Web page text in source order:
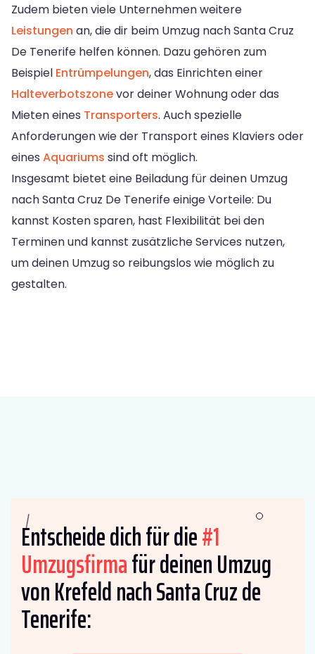
Zudem bieten viele Unternehmen weitere
Leistungen an, die dir beim Umzug nach Santa Cruz
De Tenerife helfen können. Dazu gehören zum
Beispiel Entrümpelungen, das Einrichten einer
Halteverbotszonevor deiner Wohnung oder das
Mieten eines Transporters. Auch spezielle
Anforderungen wie der Transport eines Klaviers oder
eines Aquariums sind oft möglich.
Insgesamt bietet eine Beiladung für deinen Umzug
nach Santa Cruz De Tenerife einige Vorteile: Du
kannst Kosten sparen, hast Flexibilität bei den
Terminen und kannst zusätzliche Services nutzen,
um deinen Umzug so reibungslos wie möglich zu
gestalten.
Entscheide dich für die#1
Umzugsfirmafür deinen Umzug
von Krefeld nach Santa Cruz de
Tenerife: